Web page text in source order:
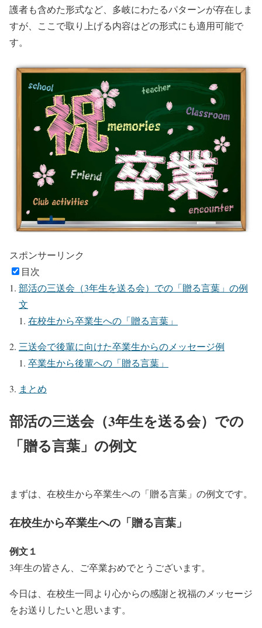
護者も含めた形式など、多岐にわたるパターンが存在しま
すが、ここで取り上げる内容はどの形式にも適用可能で
す。
スポンサーリンク
目次
部活の三送会（3年生を送る会）での「贈る言葉」の例
文
在校生から卒業生への「贈る言葉」
三送会で後輩に向けた卒業生からのメッセージ例
卒業生から後輩への「贈る言葉」
まとめ
部活の三送会（3年生を送る会）での
「贈る言葉」の例文
まずは、在校生から卒業生への「贈る言葉」の例文です。
在校生から卒業生への「贈る言葉」
例文１
3年生の皆さん、ご卒業おめでとうございます。
今日は、在校生一同より心からの感謝と祝福のメッセージ
をお送りしたいと思います。